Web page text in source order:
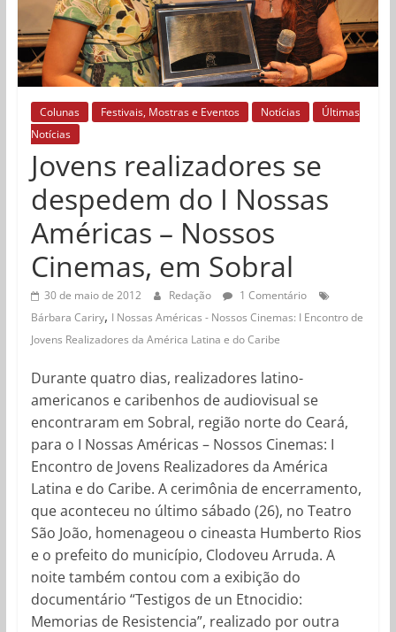
Colunas Festivais, Mostras e Eventos Notícias
Últimas
Notícias
Jovens realizadores se
despedem do I Nossas
Américas – Nossos
Cinemas, em Sobral
30 de maio de 2012 Redação
1 Comentário
Bárbara Cariry, I Nossas Américas - Nossos Cinemas: I Encontro de
Jovens Realizadores da América Latina e do Caribe
Durante quatro dias, realizadores latino-
americanos e caribenhos de audiovisual se
encontraram em Sobral, região norte do Ceará,
para o I Nossas Américas – Nossos Cinemas: I
Encontro de Jovens Realizadores da América
Latina e do Caribe. A cerimônia de encerramento,
que aconteceu no último sábado (26), no Teatro
São João, homenageou o cineasta Humberto Rios
e o prefeito do município, Clodoveu Arruda. A
noite também contou com a exibição do
documentário “Testigos de un Etnocidio:
Memorias de Resistencia”, realizado por outra